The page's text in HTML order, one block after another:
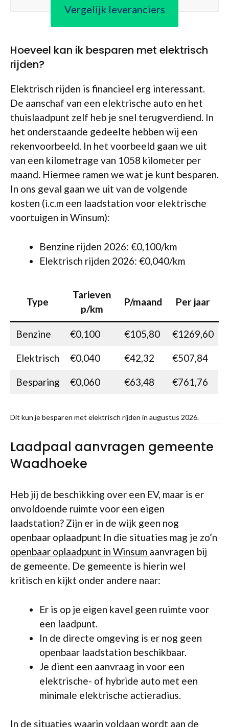
Vergelijk leveranciers
Hoeveel kan ik besparen met elektrisch
rijden?
Elektrisch rijden is financieel erg interessant.
De aanschaf van een elektrische auto en het
thuislaadpunt zelf heb je snel terugverdiend. In
het onderstaande gedeelte hebben wij een
rekenvoorbeeld. In het voorbeeld gaan we uit
van een kilometrage van 1058 kilometer per
maand. Hiermee ramen we wat je kunt besparen.
In ons geval gaan we uit van de volgende
kosten (i.c.m een laadstation voor elektrische
voortuigen in Winsum):
Benzine rijden 2026: €0,100/km
Elektrisch rijden 2026: €0,040/km
Type
Tarieven
p/km
P/maand Per jaar
Benzine €0,100 €105,80 €1269,60
Elektrisch €0,040 €42,32 €507,84
Besparing €0,060 €63,48 €761,76
Dit kun je besparen met elektrisch rijden in augustus 2026.
Laadpaal aanvragen gemeente
Waadhoeke
Heb jij de beschikking over een EV, maar is er
onvoldoende ruimte voor een eigen
laadstation? Zijn er in de wijk geen nog
openbaar oplaadpunt In die situaties mag je zo’n
openbaar oplaadpunt in Winsum aanvragen bij
de gemeente. De gemeente is hierin wel
kritisch en kijkt onder andere naar:
Er is op je eigen kavel geen ruimte voor
een laadpunt.
In de directe omgeving is er nog geen
openbaar laadstation beschikbaar.
Je dient een aanvraag in voor een
elektrische- of hybride auto met een
minimale elektrische actieradius.
In de situaties waarin voldaan wordt aan de